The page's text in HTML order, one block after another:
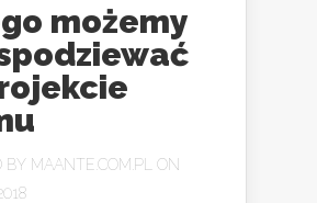
możemy
BY MAANTE.COM.PL
ON